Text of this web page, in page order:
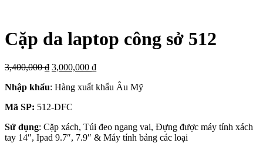
Cặp da laptop công sở 512
3,400,000₫ 3,000,000 ₫
Nhập khẩu: Hàng xuất khẩu Âu Mỹ
Mã SP: 512-DFC
Sử dụng: Cặp xách, Túi đeo ngang vai, Đựng được máy tính xách
tay 14″, Ipad 9.7″, 7.9″ & Máy tính bảng các loại